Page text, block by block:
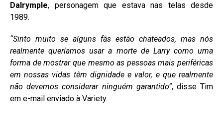
Dalrymple, personagem que estava nas telas desde
1989.
“Sinto muito se alguns fãs estão chateados, mas nós
realmente queríamos usar a morte de Larry como uma
forma de mostrar que mesmo as pessoas mais periféricas
em nossas vidas têm dignidade e valor, e que realmente
não devemos considerar ninguém garantido”, disse Tim
em e-mail enviado à Variety.